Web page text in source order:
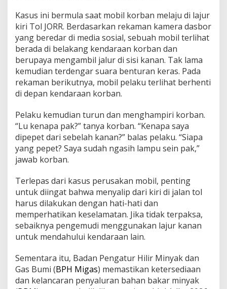
Kasus ini bermula saat mobil korban melaju di lajur
kiri Tol JORR. Berdasarkan rekaman kamera dasbor
yang beredar di media sosial, sebuah mobil terlihat
berada di belakang kendaraan korban dan
berupaya mengambil jalur di sisi kanan. Tak lama
kemudian terdengar suara benturan keras. Pada
rekaman berikutnya, mobil pelaku terlihat berhenti
di depan kendaraan korban.
Pelaku kemudian turun dan menghampiri korban.
“Lu kenapa pak?” tanya korban. “Kenapa saya
dipepet dari sebelah kanan?” balas pelaku. “Siapa
yang pepet? Saya sudah ngasih lampu sein pak,”
jawab korban.
Terlepas dari kasus perusakan mobil, penting
untuk diingat bahwa menyalip dari kiri di jalan tol
harus dilakukan dengan hati-hati dan
memperhatikan keselamatan. Jika tidak terpaksa,
sebaiknya pengemudi menggunakan lajur kanan
untuk mendahului kendaraan lain.
Sementara itu, Badan Pengatur Hilir Minyak dan
Gas Bumi (BPH Migas) memastikan ketersediaan
dan kelancaran penyaluran bahan bakar minyak